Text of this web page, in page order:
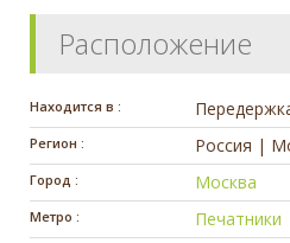
Расположение
Находится в :
Регион : Россия |
Город : Москва
Метро : Печатники